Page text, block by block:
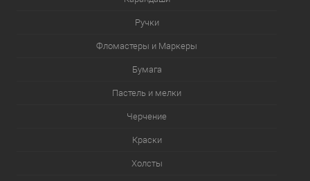
Ручки
Фломастеры и Маркеры
Бумага
Пастель и мелки
Черчение
Краски
Холсты